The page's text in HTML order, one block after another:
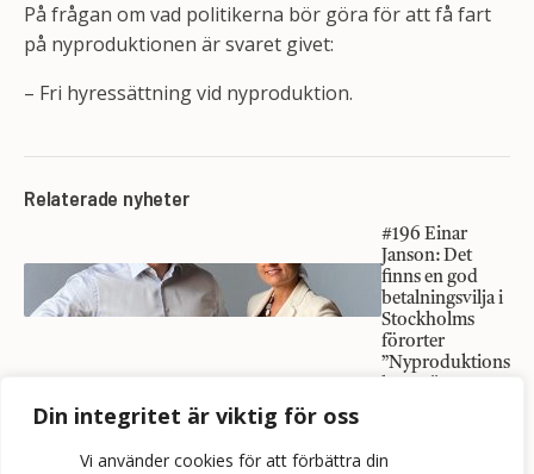
Din integritet är viktig för oss
Vi använder cookies för att förbättra din
På frågan om vad politikerna bör göra för att få fart
på nyproduktionen är svaret givet:
– Fri hyressättning vid nyproduktion.
Relaterade nyheter
#196 Einar
Janson: Det
finns en god
betalningsvilja i
Stockholms
förorter
”Nyproduktions